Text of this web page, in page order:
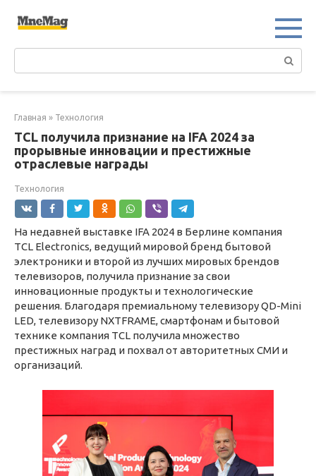
Главная » Технология
TCL получила признание на IFA 2024 за
прорывные инновации и престижные
отраслевые награды
Технология
На недавней выставке IFA 2024 в Берлине компания
TCL Electronics, ведущий мировой бренд бытовой
электроники и второй из лучших мировых брендов
телевизоров, получила признание за свои
инновационные продукты и технологические
решения. Благодаря премиальному телевизору QD-Mini
LED, телевизору NXTFRAME, смартфонам и бытовой
технике компания TCL получила множество
престижных наград и похвал от авторитетных СМИ и
организаций.